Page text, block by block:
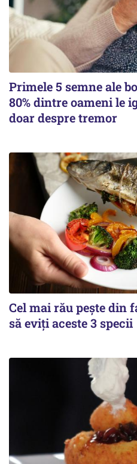
Primele 5 semne ale
80% dintre oameni le
doar despre tremor
Cel mai rău pește din
să eviți aceste 3 specii